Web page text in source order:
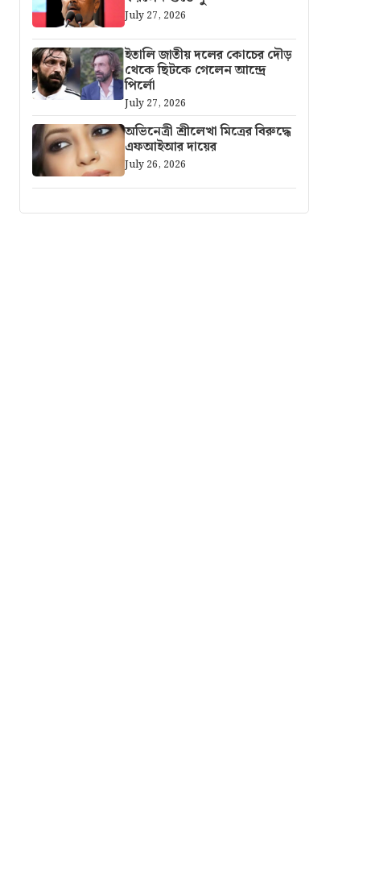
July 27, 2026
ইতালি জাতীয় দলের কোচের দৌড়
থেকে ছিটকে গেলেন আন্দ্রে
পির্লো
July 27, 2026
অভিনেত্রী শ্রীলেখা মিত্রের বিরুদ্ধে
এফআইআর দায়ের
July 26, 2026